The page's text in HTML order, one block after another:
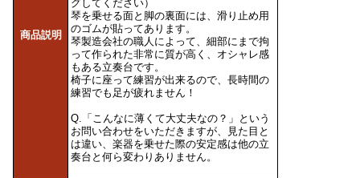
商品説明
グしてください）
琴を乗せる面と脚の裏面には、滑り止め用
のゴムが貼ってあります。
琴製造会社の職人によって、細部にまで拘
って作られた非常に質が高く、オシャレ感
もある立奏台です。
椅子に座って練習が出来るので、長時間の
練習でも足が疲れません！
Q.「こんなに薄くて大丈夫なの？」という
お問い合わせをいただきますが、見た目と
は違い、楽器を乗せた際の安定感は他の立
奏台と何ら変わりありません。